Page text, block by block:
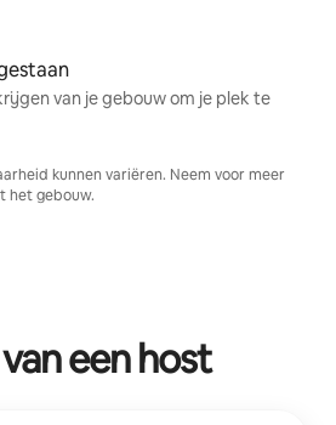
van je gebouw om je plek te
kunnen variëren. Neem voor meer
het gebouw.
een host